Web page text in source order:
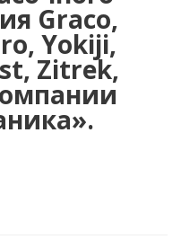
Graco,
Yokiji,
Zitrek,